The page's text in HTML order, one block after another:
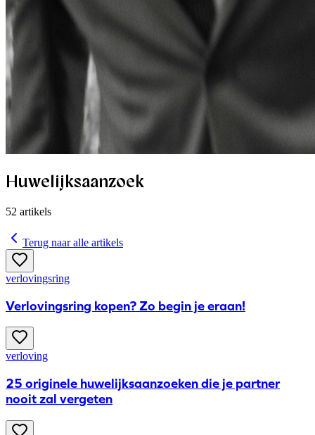
Huwelijksaanzoek
52 artikels
Terug naar alle artikels
verlovingsring
Verlovingsring kopen? Zo begin je eraan!
verloving
25 originele huwelijksaanzoeken die je partner
nooit zal vergeten